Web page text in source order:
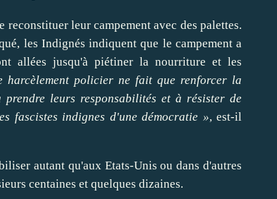
leur campement avec des palettes.
les Indignés indiquent que le campement a
allées jusqu'à piétiner la nourriture et les
harcèlement policier ne fait que renforcer la
leurs responsabilités et à résister de
fascistes indignes d'une démocratie », est-il
autant qu'aux Etats-Unis ou dans d'autres
centaines et quelques dizaines.